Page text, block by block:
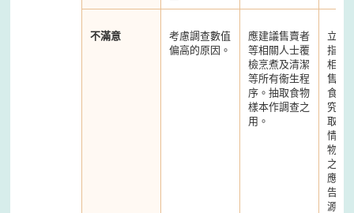
不滿意
考慮調查數值
偏高的原因。
應建議售賣者
等相關人士覆
檢烹煮及清潔
等所有衞生程
序。抽取食物
樣本作調查之
用。
立即
指示
相關
售賣
食品
究原
取措
情況
物樣
之用
應考
告信
源和